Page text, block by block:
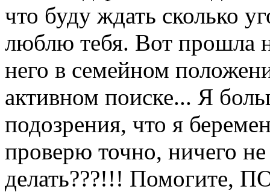
что буду ждать сколько
люблю тебя. Вот прошла
него в семейном
активном поиске... Я
подозрения, что я
проверю точно, ничего
делать???!!!